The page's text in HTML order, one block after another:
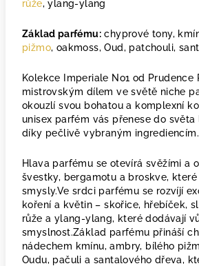
růže, ylang-ylang
Základ parfému: chyprové tony,
pižmo, oakmoss, Oud, patchouli,
Kolekce Imperiale No1 od Prudence
mistrovským dílem ve světě niche
okouzlí svou bohatou a komplexní
unisex parfém vás přenese do světa
díky pečlivě vybraným ingrediencím.
Hlava parfému se otevírá svěžími a
švestky, bergamotu a broskve,
smysly.Ve srdci parfému se rozvíjí
koření a květin – skořice, hřebíček,
růže a ylang-ylang, které dodávají
smyslnost.Základ parfému přináší
nádechem kmínu, ambry, bílého
Oudu, pačuli a santalového dřeva,